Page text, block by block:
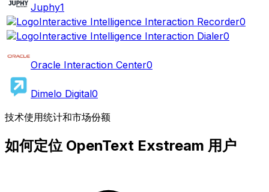
Juphy1
Interactive Intelligence Interaction Recorder0
Interactive Intelligence Interaction Dialer0
Oracle Interaction Center0
Dimelo Digital0
技术使用统计和市场份额
如何定位 OpenText Exstream 用户